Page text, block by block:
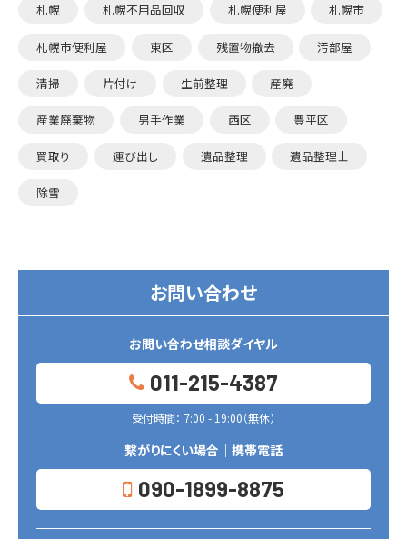
札幌 札幌不用品回収 札幌便利屋 札幌市
札幌市便利屋 東区 残置物撤去 汚部屋
清掃 片付け 生前整理 産廃
産業廃棄物 男手作業 西区 豊平区
買取り 運び出し 遺品整理 遺品整理士
除雪
お問い合わせ
お問い合わせ相談ダイヤル
011-215-4387
受付時間： 7:00 - 19:00（無休）
繋がりにくい場合｜携帯電話
090-1899-8875